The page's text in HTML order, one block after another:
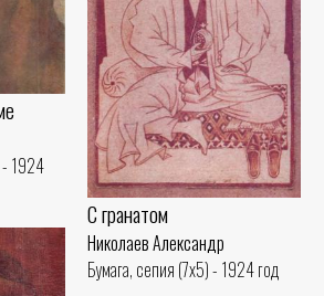
- 1924
С гранатом
Николаев Александр
Бумага, сепия (7x5) - 1924 год